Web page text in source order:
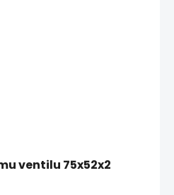
ventilu 75x52x2